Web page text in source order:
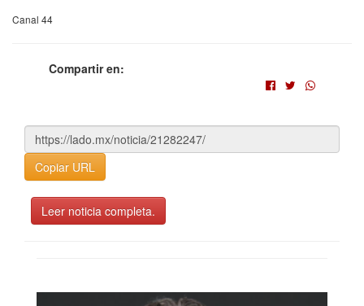
Canal 44
Compartir en:
Copiar URL
Leer noticia completa.